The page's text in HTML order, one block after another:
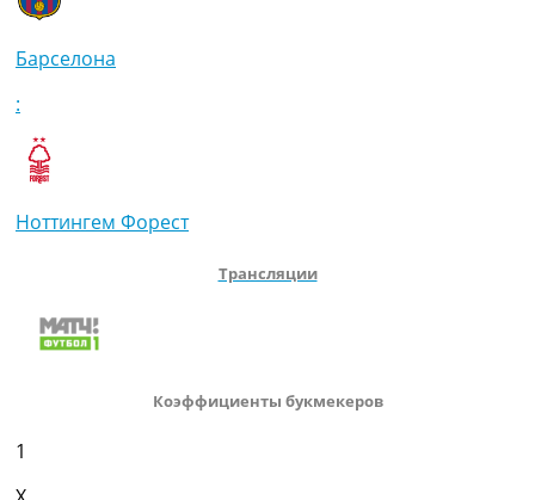
Барселона
:
Ноттингем Форест
Трансляции
Коэффициенты букмекеров
1